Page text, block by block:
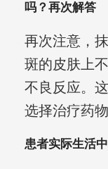
吗？再次解答
再次注意，
斑的皮肤上
不良反应。
选择治疗药
患者实际生活